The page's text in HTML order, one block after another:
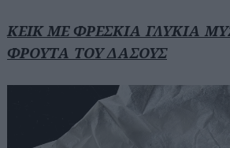
ΚΕΙΚ ΜΕ ΦΡΕΣΚΙΑ ΓΛΥΚΙΑ
ΦΡΟΥΤΑ ΤΟΥ ΔΑΣΟΥΣ